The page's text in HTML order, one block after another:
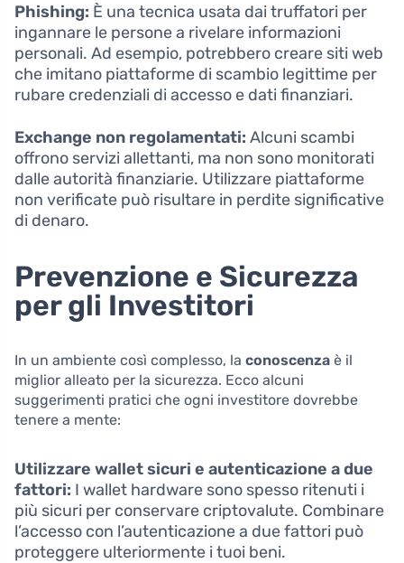
Phishing: È una tecnica usata dai truffatori per
ingannare le persone a rivelare informazioni
personali. Ad esempio, potrebbero creare siti web
che imitano piattaforme di scambio legittime per
rubare credenziali di accesso e dati finanziari.
Exchange non regolamentati: Alcuni scambi
offrono servizi allettanti, ma non sono monitorati
dalle autorità finanziarie. Utilizzare piattaforme
non verificate può risultare in perdite significative
di denaro.
Prevenzione e Sicurezza
per gli Investitori
In un ambiente così complesso, la conoscenza è il
miglior alleato per la sicurezza. Ecco alcuni
suggerimenti pratici che ogni investitore dovrebbe
tenere a mente:
Utilizzare wallet sicuri e autenticazione a due
fattori: I wallet hardware sono spesso ritenuti i
più sicuri per conservare criptovalute. Combinare
l’accesso con l’autenticazione a due fattori può
proteggere ulteriormente i tuoi beni.